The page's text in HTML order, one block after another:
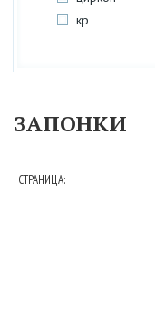
кр
ЗАПОНКИ
СТРАНИЦА: